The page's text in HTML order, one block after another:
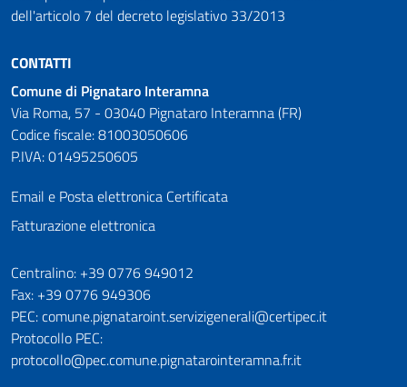
dell'articolo 7 del decreto legislativo 33/2013
CONTATTI
Comune di Pignataro Interamna
Via Roma, 57 - 03040 Pignataro Interamna (FR)
Codice fiscale: 81003050606
P.IVA: 01495250605
Email e Posta elettronica Certificata
Fatturazione elettronica
Numeri utili
Centralino: +39 0776 949012
Fax: +39 0776 949306
PEC: comune.pignataroint.servizigenerali@certipec.it
Protocollo PEC:
protocollo@pec.comune.pignatarointeramna.fr.it